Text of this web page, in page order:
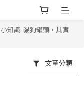
小知識: 貓狗罐頭，其實
文章分類